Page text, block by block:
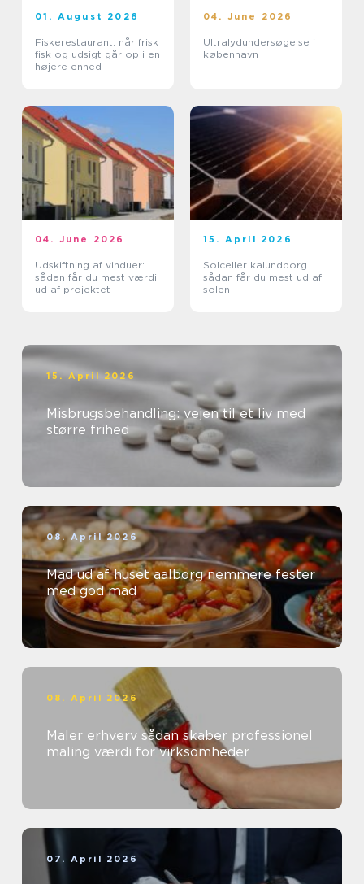
01. August 2026
Fiskerestaurant: når frisk
fisk og udsigt går op i en
højere enhed
04. June 2026
Ultralydundersøgelse i
københavn
04. June 2026
Udskiftning af vinduer:
sådan får du mest værdi
ud af projektet
15. April 2026
Solceller kalundborg
sådan får du mest ud af
solen
15. April 2026
Misbrugsbehandling: vejen til et liv med
større frihed
08. April 2026
Mad ud af huset aalborg nemmere fester
med god mad
08. April 2026
Maler erhverv sådan skaber professionel
maling værdi for virksomheder
07. April 2026